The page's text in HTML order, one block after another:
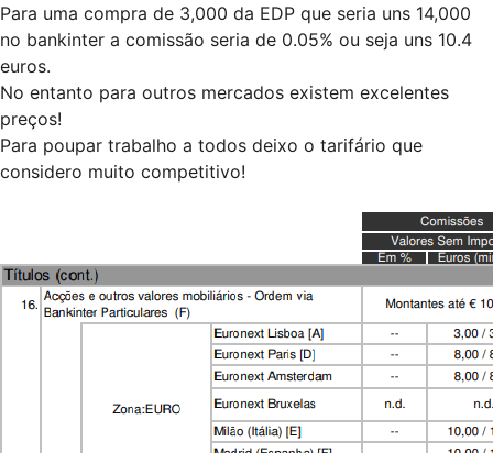
Para uma compra de 3,000 da EDP que seria uns 14,000
no bankinter a comissão seria de 0.05% ou seja uns 10.4
euros.
No entanto para outros mercados existem excelentes
preços!
Para poupar trabalho a todos deixo o tarifário que
considero muito competitivo!